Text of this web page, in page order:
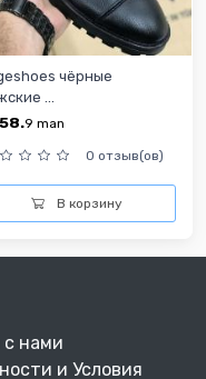
чёрные
...
9 man
0 отзыв(ов)
В корзину
с нами
и Условия